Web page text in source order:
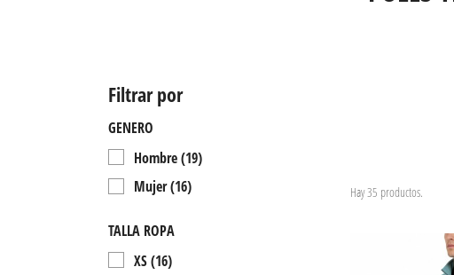
Filtrar por
GENERO
Hombre(19)
Mujer(16)
TALLA ROPA
XS(16)
Hay 35 productos.